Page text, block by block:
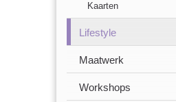
Kaarten
Lifestyle
Maatwerk
Workshops